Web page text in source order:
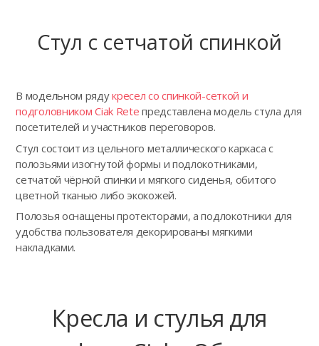
Стул с сетчатой спинкой
В модельном рядукресел со спинкой-сеткой и
подголовником Ciak Rete представлена модель стула для
посетителей и участников переговоров.
Стул состоит из цельного металлического каркаса с
полозьями изогнутой формы и подлокотниками,
сетчатой чёрной спинки и мягкого сиденья, обитого
цветной тканью либо экокожей.
Полозья оснащены протекторами, а подлокотники для
удобства пользователя декорированы мягкими
накладками.
Кресла и стулья для